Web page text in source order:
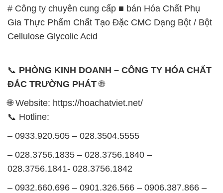
# Công ty chuyên cung cấp ■ bán Hóa Chất Phụ
Gia Thực Phẩm Chất Tạo Đặc CMC Dạng Bột / Bột
Cellulose Glycolic Acid
📞 PHÒNG KINH DOANH – CÔNG TY HÓA CHẤT
ĐẮC TRƯỜNG PHÁT🌐
🌐 Website: https://hoachatviet.net/
📞 Hotline:
– 0933.920.505 – 028.3504.5555
– 028.3756.1835 – 028.3756.1840 –
028.3756.1841- 028.3756.1842
– 0932.660.696 – 0901.326.566 – 0906.387.866 –